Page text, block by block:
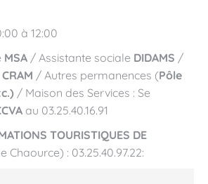
à 12:00
MSA / Assistante sociale DIDAMS /
CRAM / Autres permanences (Pôle
/ Maison des Services : Se
au 03.25.40.16.91
TOURISTIQUES DE
Chaource) : 03.25.40.97.22: